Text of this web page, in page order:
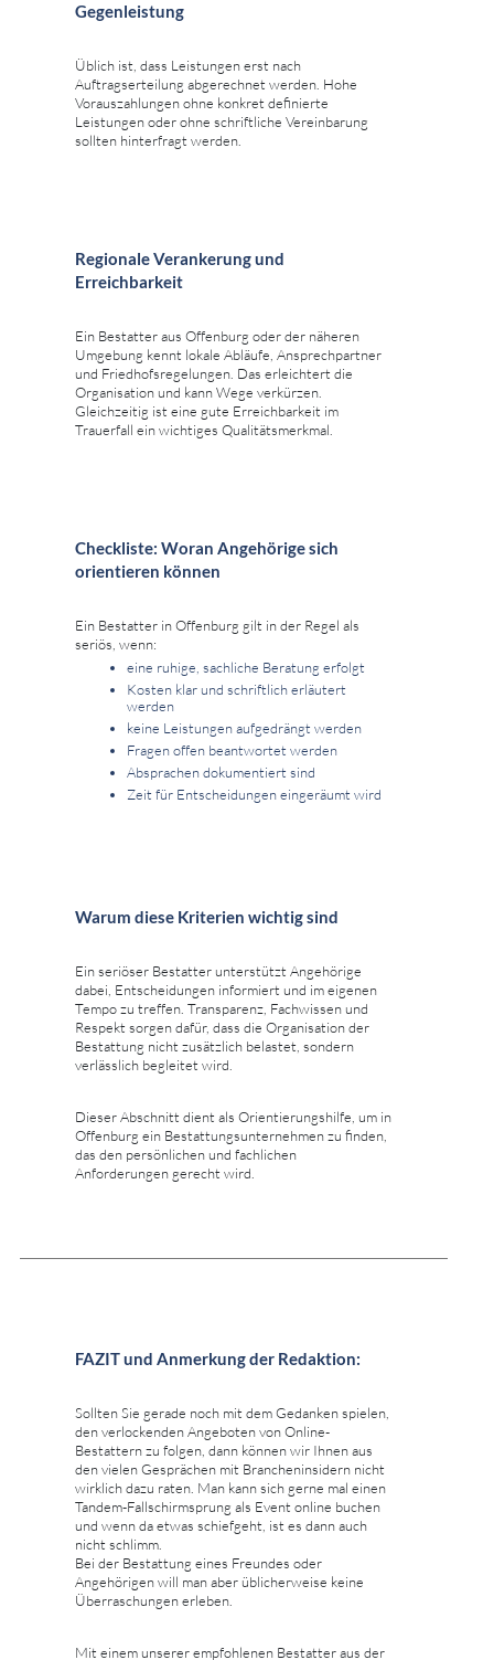
Gegenleistung
Üblich ist, dass Leistungen erst nach
Auftragserteilung abgerechnet werden. Hohe
Vorauszahlungen ohne konkret definierte
Leistungen oder ohne schriftliche Vereinbarung
sollten hinterfragt werden.
Regionale Verankerung und
Erreichbarkeit
Ein Bestatter aus Offenburg oder der näheren
Umgebung kennt lokale Abläufe, Ansprechpartner
und Friedhofsregelungen. Das erleichtert die
Organisation und kann Wege verkürzen.
Gleichzeitig ist eine gute Erreichbarkeit im
Trauerfall ein wichtiges Qualitätsmerkmal.
Checkliste: Woran Angehörige sich
orientieren können
Ein Bestatter in Offenburg gilt in der Regel als
seriös, wenn:
eine ruhige, sachliche Beratung erfolgt
Kosten klar und schriftlich erläutert
werden
keine Leistungen aufgedrängt werden
Fragen offen beantwortet werden
Absprachen dokumentiert sind
Zeit für Entscheidungen eingeräumt wird
Warum diese Kriterien wichtig sind
Ein seriöser Bestatter unterstützt Angehörige
dabei, Entscheidungen informiert und im eigenen
Tempo zu treffen. Transparenz, Fachwissen und
Respekt sorgen dafür, dass die Organisation der
Bestattung nicht zusätzlich belastet, sondern
verlässlich begleitet wird.
Dieser Abschnitt dient als Orientierungshilfe, um in
Offenburg ein Bestattungsunternehmen zu finden,
das den persönlichen und fachlichen
Anforderungen gerecht wird.
FAZIT und Anmerkung der Redaktion:
Sollten Sie gerade noch mit dem Gedanken spielen,
den verlockenden Angeboten von Online-
Bestattern zu folgen, dann können wir Ihnen aus
den vielen Gesprächen mit Brancheninsidern nicht
wirklich dazu raten. Man kann sich gerne mal einen
Tandem-Fallschirmsprung als Event online buchen
und wenn da etwas schiefgeht, ist es dann auch
nicht schlimm.
Bei der Bestattung eines Freundes oder
Angehörigen will man aber üblicherweise keine
Überraschungen erleben.
Mit einem unserer empfohlenen Bestatter aus der